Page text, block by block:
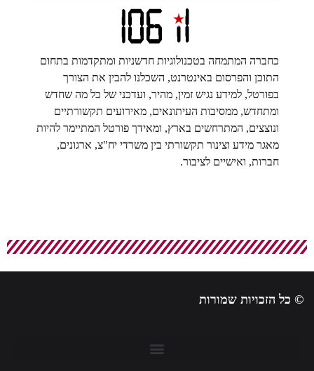
כחברה המתמחה בטכנולוגיות חדשניות ומתקדמות בתחום
התוכן והפרסום באינטרנט, השכלנו להבין את הצורך
בפורטל, למידע נגיש זמין, מהיר, ועדכני של כל מה שחדש
ומתחדש, ממסיבות העיתונאים, מאירועים תקשורתיים
ונוצצים, המתרחשים בארץ, ומאידך פורטל המתיימר להיות
מאגר מידע וצינור תקשורתי בין משרדי יח"צ, ארגונים,
חברות, ואישיים לציבור.
© כל הזכויות שמורות